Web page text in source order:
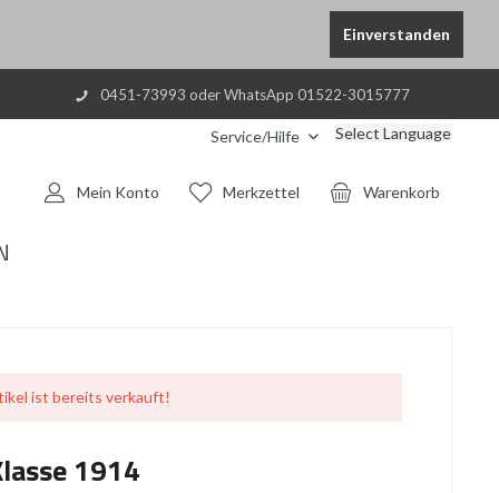
Einverstanden
0451-73993 oder WhatsApp 01522-3015777
Service/Hilfe Select Language
Warenkorb
Merkzettel
Mein Konto
ist bereits verkauft!
1914